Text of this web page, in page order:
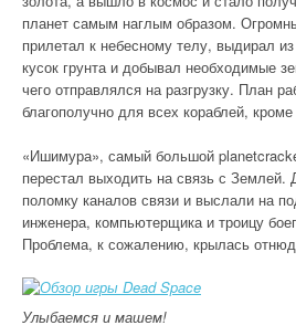
планет самым наглым образом.
прилетал к небесному телу, выдирал
кусок грунта и добывал необходимые
чего отправлялся на разгрузку. План
благополучно для всех кораблей,
«Ишимура», самый большой
перестал выходить на связь с Землей.
поломку каналов связи и выслали на
инженера, компьютерщика и троицу
Проблема, к сожалению, крылась
Улыбаемся и машем!